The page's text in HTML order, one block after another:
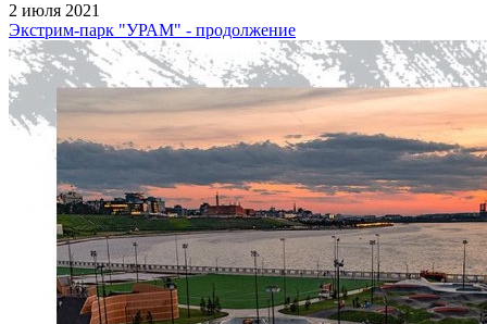
2 июля 2021
Экстрим-парк "УРАМ" - продолжение